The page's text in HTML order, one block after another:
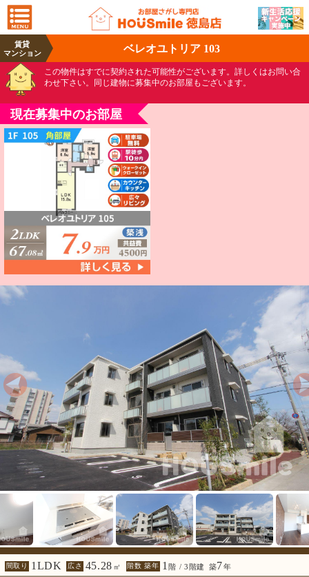
賃貸
マンション
ベレオユトリア 103
この物件はすでに契約された可能性がございます。詳しくはお問い合
わせ下さい。同じ建物に募集中のお部屋もございます。
現在募集中のお部屋
間取り 1LDK 広さ 45.28 ㎡ 階数 築年 1 階 / 3階建 築7年